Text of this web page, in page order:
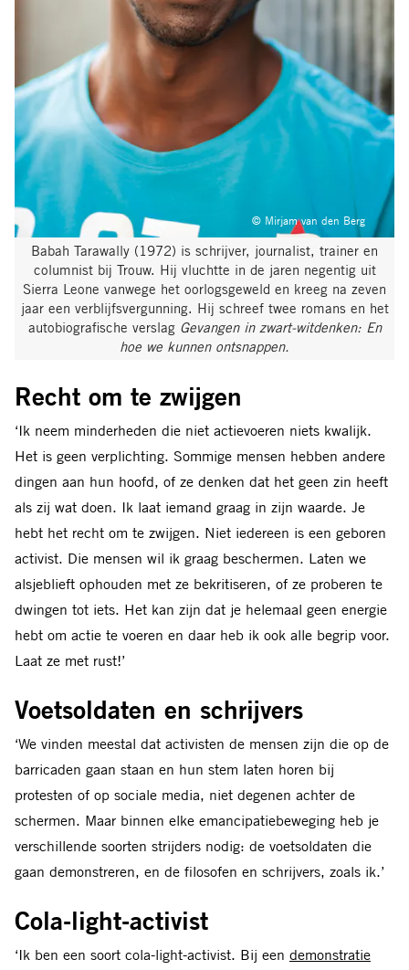
© Mirjam van den Berg
Babah Tarawally (1972) is schrijver, journalist, trainer en
columnist bij Trouw. Hij vluchtte in de jaren negentig uit
Sierra Leone vanwege het oorlogsgeweld en kreeg na zeven
jaar een verblijfsvergunning. Hij schreef twee romans en het
autobiografische verslag Gevangen in zwart-witdenken: En
hoe we kunnen ontsnappen.
Recht om te zwijgen
‘Ik neem minderheden die niet actievoeren niets kwalijk.
Het is geen verplichting. Sommige mensen hebben andere
dingen aan hun hoofd, of ze denken dat het geen zin heeft
als zij wat doen. Ik laat iemand graag in zijn waarde. Je
hebt het recht om te zwijgen. Niet iedereen is een geboren
activist. Die mensen wil ik graag beschermen. Laten we
alsjeblieft ophouden met ze bekritiseren, of ze proberen te
dwingen tot iets. Het kan zijn dat je helemaal geen energie
hebt om actie te voeren en daar heb ik ook alle begrip voor.
Laat ze met rust!’
Voetsoldaten en schrijvers
‘We vinden meestal dat activisten de mensen zijn die op de
barricaden gaan staan en hun stem laten horen bij
protesten of op sociale media, niet degenen achter de
schermen. Maar binnen elke emancipatiebeweging heb je
verschillende soorten strijders nodig: de voetsoldaten die
gaan demonstreren, en de filosofen en schrijvers, zoals ik.’
Cola-light-activist
‘Ik ben een soort cola-light-activist. Bij een demonstratie